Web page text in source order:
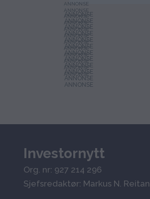
ANNONSE
ANNONSE
ANNONSE
ANNONSE
ANNONSE
ANNONSE
ANNONSE
ANNONSE
ANNONSE
ANNONSE
ANNONSE
ANNONSE
Investornytt
Org. nr: 927 214 296
Sjefsredaktør: Markus N. Reitan